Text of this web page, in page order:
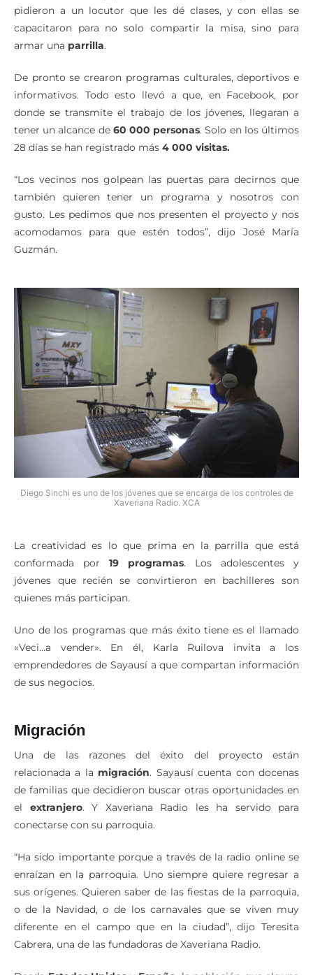
pidieron a un locutor que les dé clases, y con ellas se
capacitaron para no solo compartir la misa, sino para
armar una parrilla.
De pronto se crearon programas culturales, deportivos e
informativos. Todo esto llevó a que, en Facebook, por
donde se transmite el trabajo de los jóvenes, llegaran a
tener un alcance de 60 000 personas. Solo en los últimos
28 días se han registrado más 4 000 visitas.
“Los vecinos nos golpean las puertas para decirnos que
también quieren tener un programa y nosotros con
gusto. Les pedimos que nos presenten el proyecto y nos
acomodamos para que estén todos”, dijo José María
Guzmán.
Diego Sinchi es uno de los jóvenes que se encarga de los controles de
Xaveriana Radio. XCA
La creatividad es lo que prima en la parrilla que está
conformada por 19 programas. Los adolescentes y
jóvenes que recién se convirtieron en bachilleres son
quienes más participan.
Uno de los programas que más éxito tiene es el llamado
«Veci…a vender». En él, Karla Ruilova invita a los
emprendedores de Sayausí a que compartan información
de sus negocios.
Migración
Una de las razones del éxito del proyecto están
relacionada a la migración. Sayausí cuenta con docenas
de familias que decidieron buscar otras oportunidades en
el extranjero. Y Xaveriana Radio les ha servido para
conectarse con su parroquia.
“Ha sido importante porque a través de la radio online se
enraízan en la parroquia. Uno siempre quiere regresar a
sus orígenes. Quieren saber de las fiestas de la parroquia,
o de la Navidad, o de los carnavales que se viven muy
diferente en el campo que en la ciudad”, dijo Teresita
Cabrera, una de las fundadoras de Xaveriana Radio.